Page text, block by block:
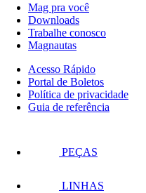
Mag pra você
Downloads
Trabalhe conosco
Magnautas
Acesso Rápido
Portal de Boletos
Política de privacidade
Guia de referência
PEÇAS
LINHAS